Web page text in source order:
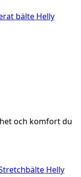
och komfort du